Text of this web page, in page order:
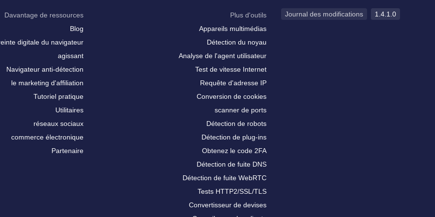
Davantage de ressources
Blog
digitale du navigateur
agissant
Navigateur anti-détection
le marketing d'affiliation
Tutoriel pratique
Utilitaires
réseaux sociaux
commerce électronique
Partenaire
Plus d'outils
Appareils multimédias
Détection du noyau
Analyse de l'agent utilisateur
Test de vitesse Internet
Requête d'adresse IP
Conversion de cookies
scanner de ports
Détection de robots
Détection de plug-ins
Obtenez le code 2FA
Détection de fuite DNS
Détection de fuite WebRTC
Tests HTTP2/SSL/TLS
Convertisseur de devises
Journal des modifications 1.4.1.0